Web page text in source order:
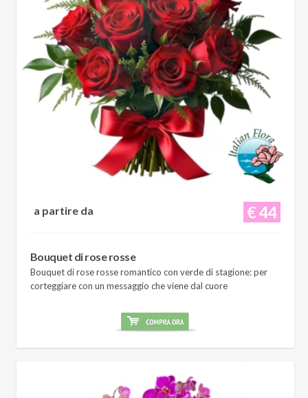
€ 44
a partire da
Bouquet di rose rosse
Bouquet di rose rosse romantico con verde di stagione: per
corteggiare con un messaggio che viene dal cuore